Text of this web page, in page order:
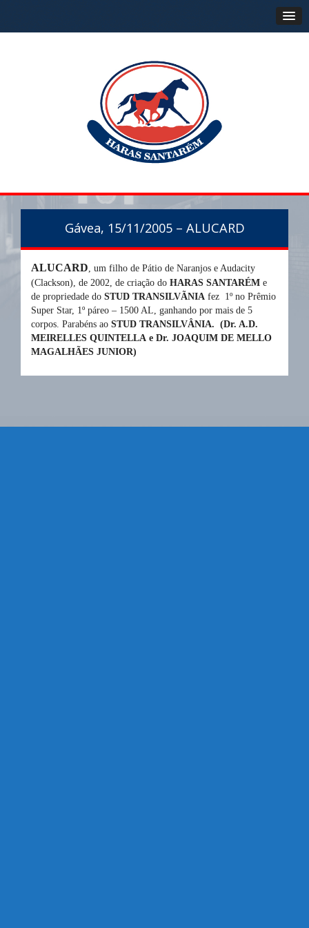
Gávea, 15/11/2005 – ALUCARD
ALUCARD , um filho de Pátio de Naranjos e Audacity
(Clackson), de 2002, de criação do HARAS SANTARÉM e
de propriedade do STUD TRANSILVÃNIA fez 1º no Prêmio
Super Star, 1º páreo – 1500 AL, ganhando por mais de 5
corpos. Parabéns ao STUD TRANSILVÂNIA. (Dr. A.D.
MEIRELLES QUINTELLA e Dr. JOAQUIM DE MELLO
MAGALHÃES JUNIOR)